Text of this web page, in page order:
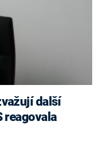
reagovala